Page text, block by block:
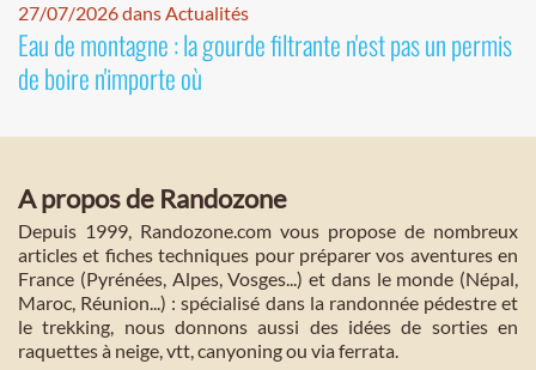
27/07/2026 dans Actualités
Eau de montagne : la gourde filtrante n'est pas un permis
de boire n'importe où
A propos de Randozone
Depuis 1999, Randozone.com vous propose de nombreux
articles et fiches techniques pour préparer vos aventures en
France (Pyrénées, Alpes, Vosges...) et dans le monde (Népal,
Maroc, Réunion...) : spécialisé dans la randonnée pédestre et
le trekking, nous donnons aussi des idées de sorties en
raquettes à neige, vtt, canyoning ou via ferrata.